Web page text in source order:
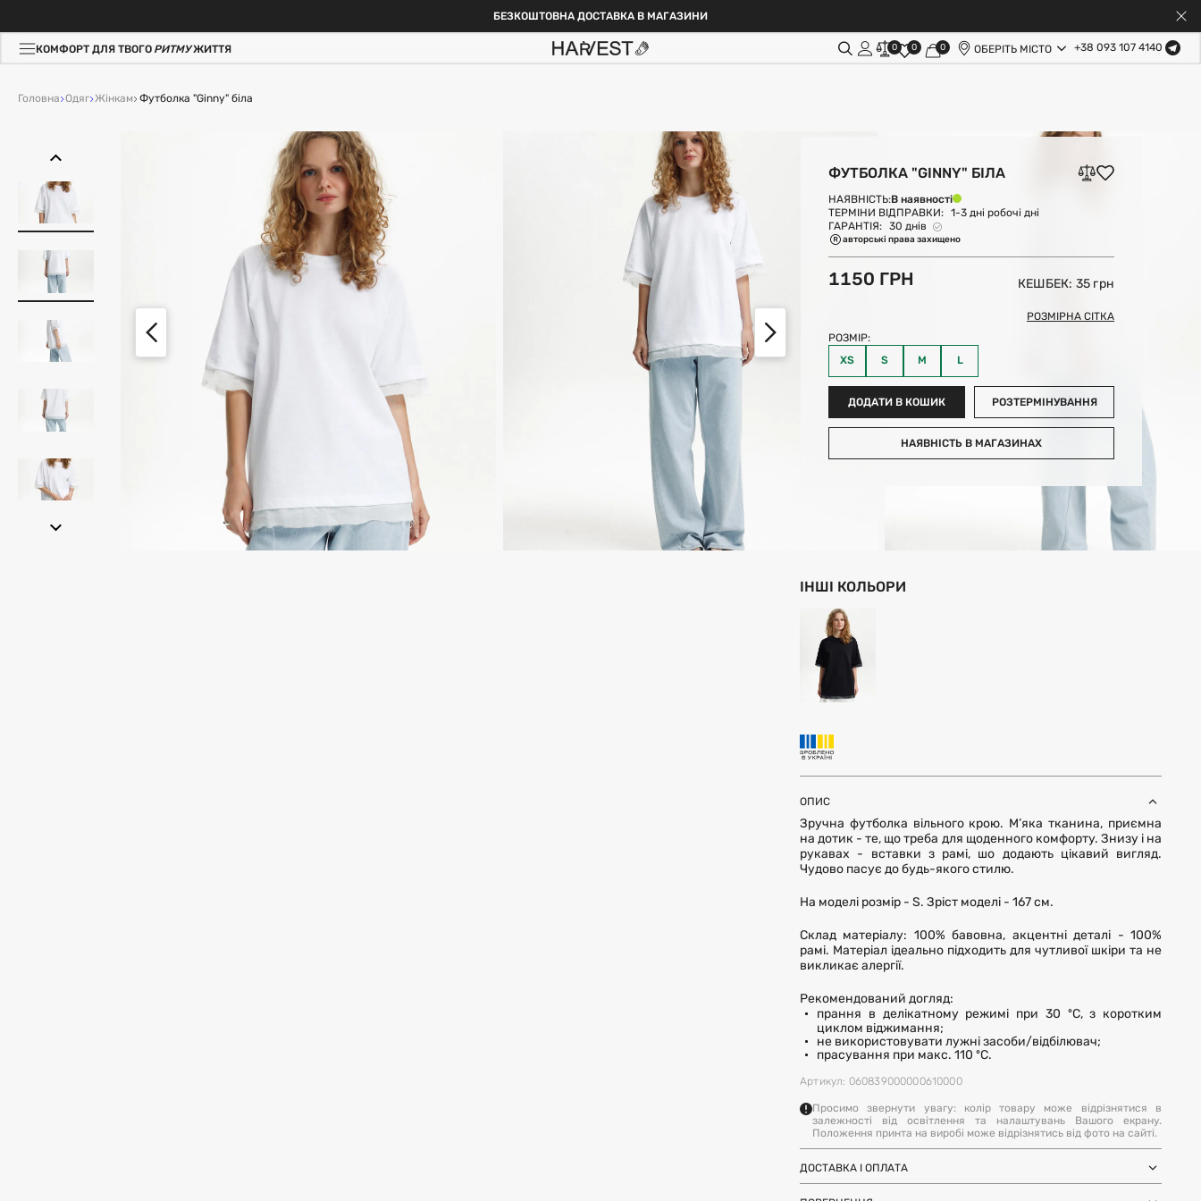
БЕЗКОШТОВНА ДОСТАВКА В МАГАЗИНИ
КОМФОРТ ДЛЯ ТВОГОРИТМУЖИТТЯ 0 0 0 ОБЕРІТЬ МІСТО +38 093 107 4140
Головна Одяг Жінкам Футболка "Ginny" біла
ФУТБОЛКА "GINNY" БІЛА
НАЯВНІСТЬ:В наявності
ТЕРМІНИ ВІДПРАВКИ: 1-3 дні робочі дні
ГАРАНТІЯ: 30 днів
авторські права захищено
1150 ГРН КЕШБЕК: 35грн
РОЗМІРНА СІТКА
РОЗМІР:
XS
S M L
ДОДАТИ В КОШИК РОЗТЕРМІНУВАННЯ
НАЯВНІСТЬ В МАГАЗИНАХ
ІНШІ КОЛЬОРИ
ОПИС
Зручна футболка вільного крою. М’яка тканина, приємна
на дотик - те, що треба для щоденного комфорту. Знизу і на
рукавах - вставки з рамі, шо додають цікавий вигляд.
Чудово пасує до будь-якого стилю.
На моделі розмір - S. Зріст моделі - 167 см.
Склад матеріалу: 100% бавовна, акцентні деталі - 100%
рамі. Матеріал ідеально підходить для чутливої шкіри та не
викликає алергії.
Рекомендований догляд:
прання в делікатному режимі при 30 ºC, з коротким
циклом віджимання;
не використовувати лужні засоби/відбілювач;
прасування при макс. 110 ºC.
Артикул: 060839000000610000
Просимо звернути увагу: колір товару може відрізнятися в
залежності від освітлення та налаштувань Вашого екрану.
Положення принта на виробі може відрізнятись від фото на сайті.
ДОСТАВКА І ОПЛАТА
Замовлення через Нову Пошту (по